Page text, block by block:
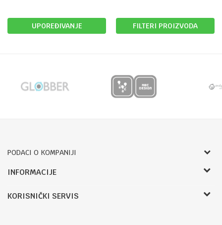
UPOREĐIVANJE FILTERI PROIZVODA
PODACI O KOMPANIJI
Bojprom d.o.o.
Pave Radana 16
INFORMACIJE
O nama
KORISNIČKI SERVIS